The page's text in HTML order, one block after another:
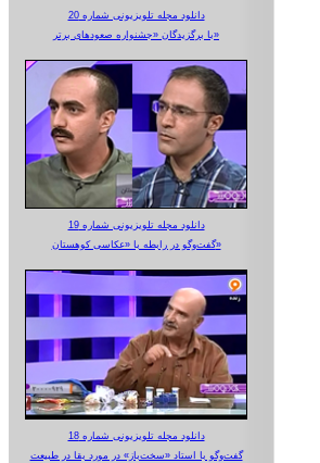
دانلود مجله تلویزیونی شماره 20
با برگزیدگان «جشنواره صعودهای برتر»
دانلود مجله تلویزیونی شماره 19
گفت‌وگو در رابطه با «عکاسی کوهستان»
دانلود مجله تلویزیونی شماره 18
گفت‌وگو با استاد «سخت‌باز» در مورد بقا در طبیعت